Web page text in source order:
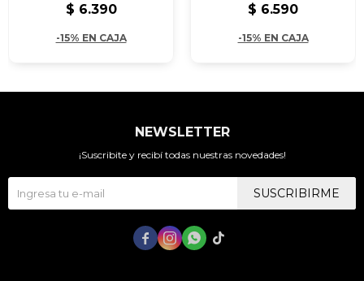
$ 6.390
-15% EN CAJA
$ 6.590
-15% EN CAJA
NEWSLETTER
¡Suscribite y recibí todas nuestras novedades!
SUSCRIBIRME
   